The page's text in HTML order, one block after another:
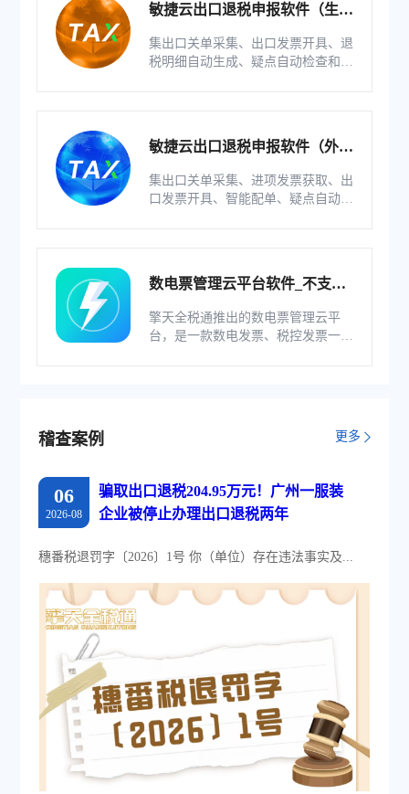
敏捷云出口退税申报软件（生产
集出口关单采集、出口发票开具、退
税明细自动生成、疑点自动检查和调
敏捷云出口退税申报软件（外贸
集出口关单采集、进项发票获取、出
口发票开具、智能配单、疑点自动检
数电票管理云平台软件_不支持
擎天全税通推出的数电票管理云平
台，是一款数电发票、税控发票一体
稽查案例 更多
06
2026-08
骗取出口退税204.95万元！广州一服装
企业被停止办理出口退税两年
穗番税退罚字〔2026〕1号 你（单位）存在违法事实及...